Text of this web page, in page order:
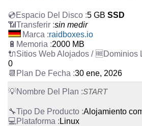
5 GB SSD
sin medir
raidboxes.io
2000 MB
0
30 ene, 2026
START
Alojamiento
Linux